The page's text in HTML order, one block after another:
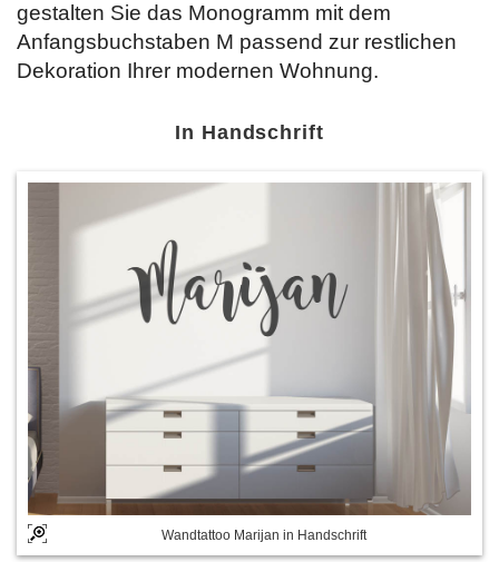
gestalten Sie das Monogramm mit dem
Anfangsbuchstaben M passend zur restlichen
Dekoration Ihrer modernen Wohnung.
In Handschrift
Wandtattoo Marijan in Handschrift